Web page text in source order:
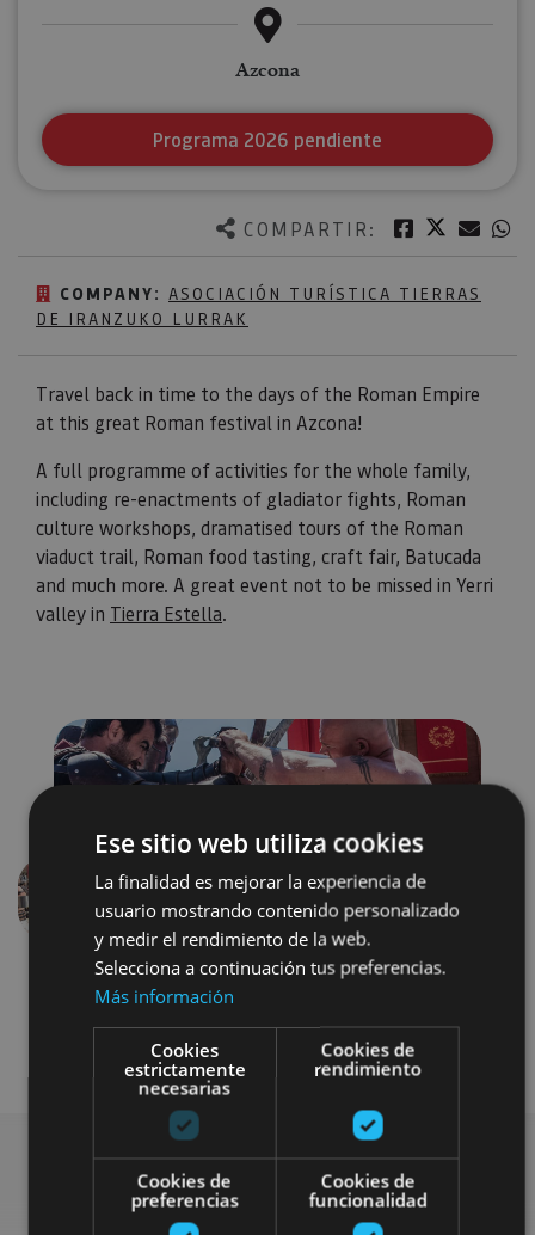
COMPARTIR: Facebook
Twitter
COMPANY: ASOCIACIÓN TURÍSTICA TIERRAS
DE IRANZUKO LURRAK
Travel back in time to the days of the Roman Empire
at this great Roman festival in Azcona!
A full programme of activities for the whole family,
including re-enactments of gladiator fights, Roman
culture workshops, dramatised tours of the Roman
viaduct trail, Roman food tasting, craft fair, Batucada
and much more. A great event not to be missed in Yerri
valley in Tierra Estella.
Azcona
Programa 2026 pendiente
Previous
Ese sitio web utiliza cookies
La finalidad es mejorar la experiencia de
usuario mostrando contenido personalizado
y medir el rendimiento de la web.
Selecciona a continuación tus preferencias.
Más información
Cookies
estrictamente
necesarias
Cookies de
rendimiento
Cookies de
preferencias
Cookies de
funcionalidad